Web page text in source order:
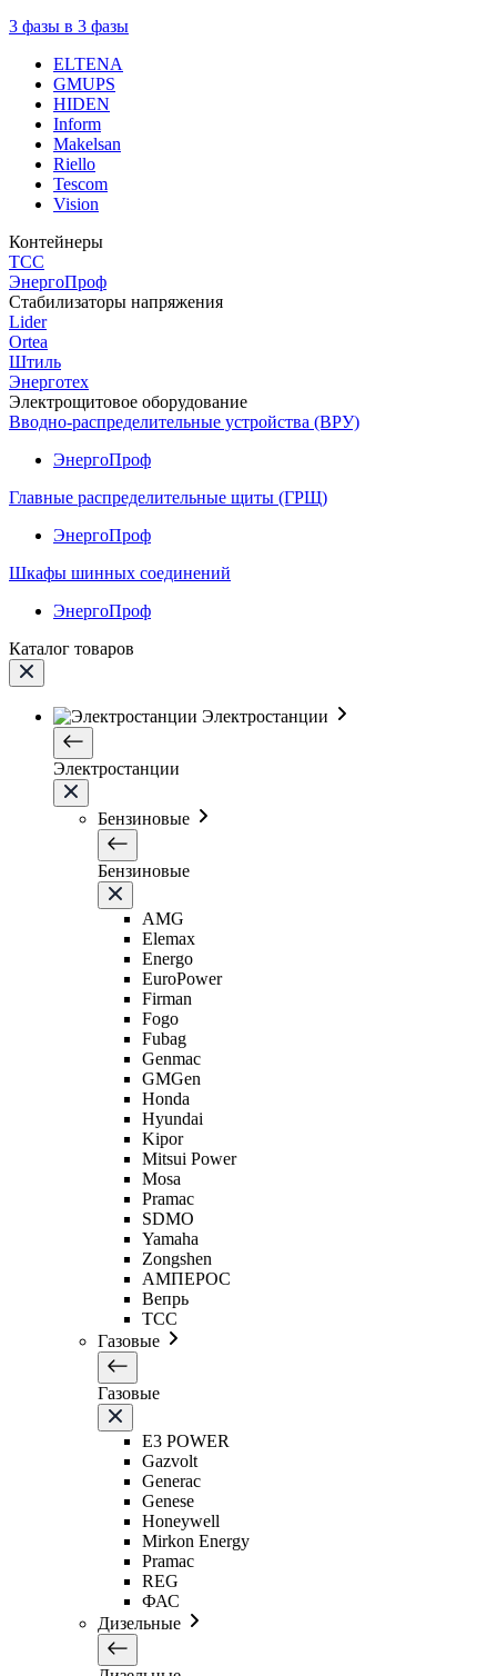
3 фазы в 3 фазы
ELTENA
GMUPS
HIDEN
Inform
Makelsan
Riello
Tescom
Vision
Контейнеры
ТСС
ЭнергоПроф
Стабилизаторы напряжения
Lider
Ortea
Штиль
Энерготех
Электрощитовое оборудование
Вводно-распределительные устройства (ВРУ)
ЭнергоПроф
Главные распределительные щиты (ГРЩ)
ЭнергоПроф
Шкафы шинных соединений
ЭнергоПроф
Каталог товаров
Электростанции
Электростанции
Бензиновые
Бензиновые
AMG
Elemax
Energo
EuroPower
Firman
Fogo
Fubag
Genmac
GMGen
Honda
Hyundai
Kipor
Mitsui Power
Mosa
Pramac
SDMO
Yamaha
Zongshen
АМПЕРОС
Вепрь
ТСС
Газовые
Газовые
E3 POWER
Gazvolt
Generac
Genese
Honeywell
Mirkon Energy
Pramac
REG
ФАС
Дизельные